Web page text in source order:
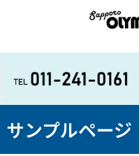
サンプルページ